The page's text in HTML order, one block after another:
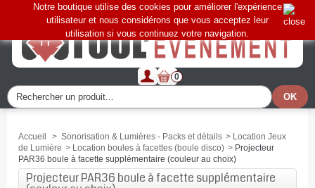
0
Notre boutique utilise des cookies pour améliorer l'expérience
utilisateur et nous considérons que vous acceptez leur
utilisation si vous continuez votre navigation.
Accueil > Sonorisation & Lumières - Packs et détails > Location Jeux
de Lumière > Location boules à facettes (boule disco) > Projecteur
PAR36 boule à facette supplémentaire (couleur au choix)
Projecteur PAR36 boule à facette supplémentaire